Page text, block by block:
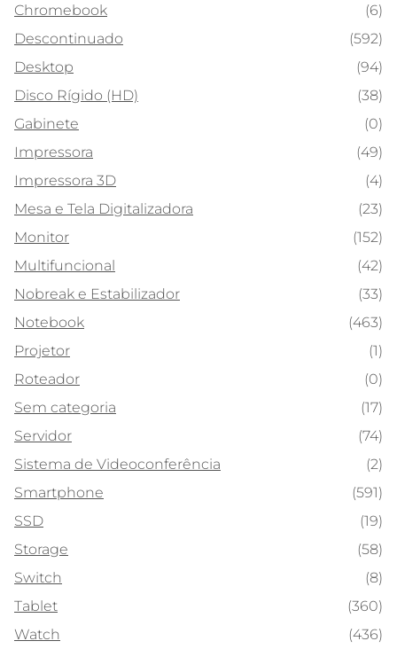
Chromebook
(6)
Descontinuado
(592)
Desktop
(94)
Disco Rígido (HD)
(38)
Gabinete
(0)
Impressora
(49)
Impressora 3D
(4)
Mesa e Tela Digitalizadora
(23)
Monitor
(152)
Multifuncional
(42)
Nobreak e Estabilizador
(33)
Notebook
(463)
Projetor
(1)
Roteador
(0)
Sem categoria
(17)
Servidor
(74)
Sistema de Videoconferência
(2)
Smartphone
(591)
SSD
(19)
Storage
(58)
Switch
(8)
Tablet
(360)
Watch
(436)